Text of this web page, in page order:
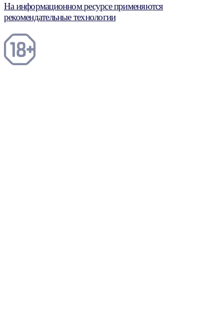
На информационном ресурсе применяются
рекомендательные технологии